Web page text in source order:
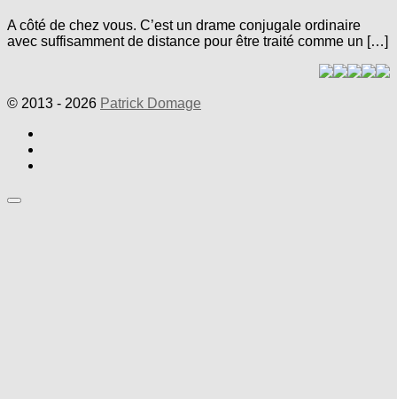
A côté de chez vous. C’est un drame conjugale ordinaire
avec suffisamment de distance pour être traité comme un […]
© 2013 - 2026 Patrick Domage